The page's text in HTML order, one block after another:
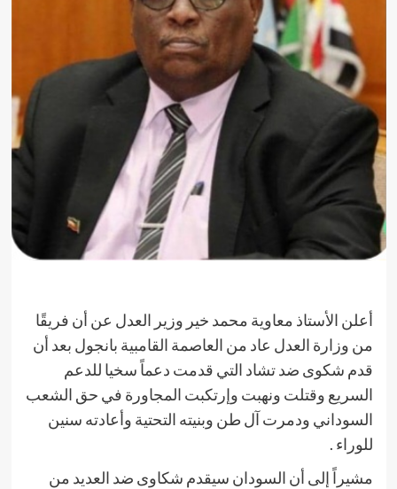
أعلن الأستاذ معاوية محمد خير وزير العدل عن أن فريقًا
من وزارة العدل عاد من العاصمة القامبية بانجول بعد أن
قدم شكوى ضد تشاد التي قدمت دعماً سخيا للدعم
السريع وقتلت ونهبت وإرتكبت المجاورة في حق الشعب
السوداني ودمرت آل طن وبنيته التحتية وأعادته سنين
للوراء .
مشيراً إلى أن السودان سيقدم شكاوى ضد العديد من